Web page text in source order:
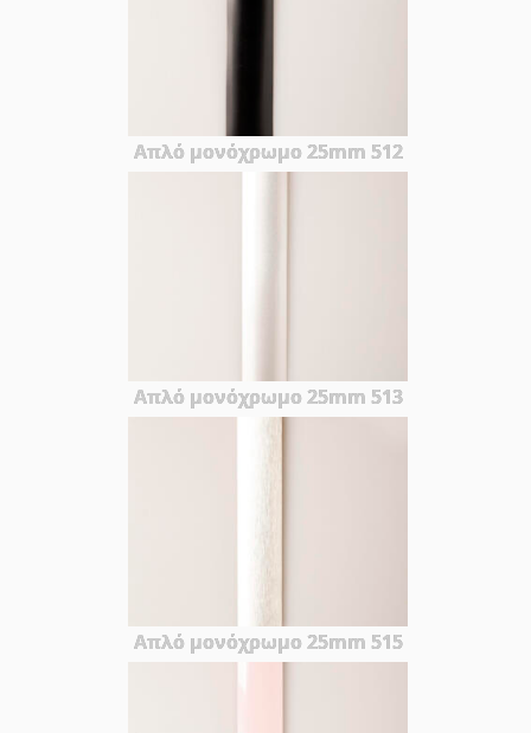
Απλό μονόχρωμο 25mm 512
Απλό μονόχρωμο 25mm 513
Απλό μονόχρωμο 25mm 515